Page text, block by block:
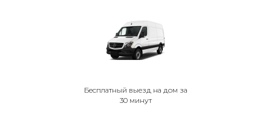
Бесплатный выезд на дом за
30 минут